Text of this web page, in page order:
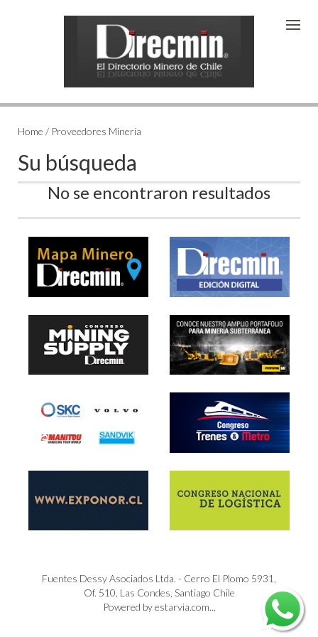
Home / Proveedores Minería
Su búsqueda
No se encontraron resultados
Fuentes Dessy Asociados Ltda. - Cerro El Plomo 5931,
Of. 510, Las Condes, Santiago Chile
Powered by estarvia.com...